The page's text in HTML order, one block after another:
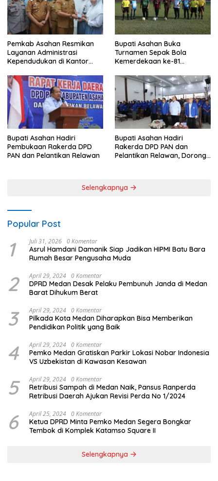
Pemkab Asahan Resmikan
Layanan Administrasi
Kependudukan di Kantor
Bupati Asahan Buka
Turnamen Sepak Bola
Kemerdekaan ke-81
0208/Asahan
Bupati Asahan Hadiri
Pembukaan Rakerda DPD
PAN dan Pelantikan Relawan
Bupati Asahan Hadiri
Rakerda DPD PAN dan
Pelantikan Relawan, Dorong
Selengkapnya
Popular Post
1 Juli 31, 2026 0 Komentar
Asrul Hamdani Damanik Siap Jadikan HIPMI Batu Bara
Rumah Besar Pengusaha Muda
2 April 29, 2024 0 Komentar
DPRD Medan Desak Pelaku Pembunuh Janda di Medan
Barat Dihukum Berat
3 April 29, 2024 0 Komentar
Pilkada Kota Medan Diharapkan Bisa Memberikan
Pendidikan Politik yang Baik
4 April 29, 2024 0 Komentar
Pemko Medan Gratiskan Parkir Lokasi Nobar Indonesia
VS Uzbekistan di Kawasan Kesawan
5 April 29, 2024 0 Komentar
Retribusi Sampah di Medan Naik, Pansus Ranperda
Retribusi Daerah Ajukan Revisi Perda No 1/2024
6 April 25, 2024 0 Komentar
Ketua DPRD Minta Pemko Medan Segera Bongkar
Tembok di Komplek Katamso Square II
Selengkapnya